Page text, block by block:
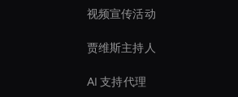
视频宣传活动
贾维斯主持人
AI 支持代理